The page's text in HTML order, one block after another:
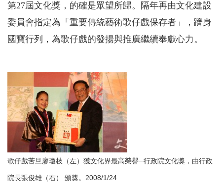
第27屆文化獎，的確是眾望所歸。隔年再由文化建設
委員會指定為「重要傳統藝術歌仔戲保存者」，躋身
國寶行列，為歌仔戲的發揚與推廣繼續奉獻心力。
歌仔戲苦旦廖瓊枝（左）獲文化界最高榮譽─行政院文化獎，由行政
院長張俊雄（右） 頒獎。2008/1/24